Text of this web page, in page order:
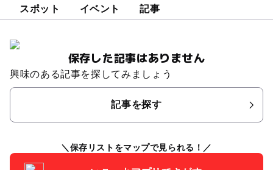
スポット イベント 記事
保存した記事はありません
興味のある記事を探してみましょう
記事を探す
保存リストをマップで見られる！